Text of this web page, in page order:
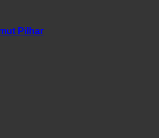
Pilhar